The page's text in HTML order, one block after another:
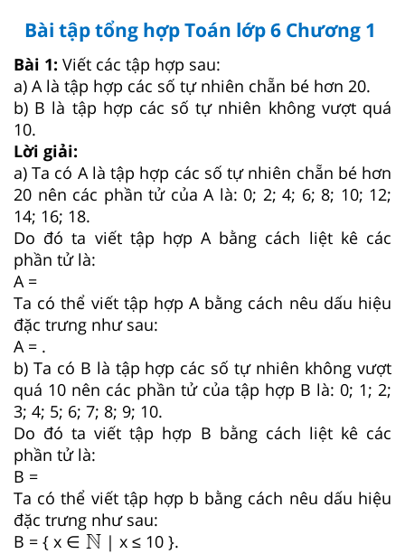
Bài tập tổng hợp Toán lớp 6 Chương 1
Bài 1: Viết các tập hợp sau:
a) A là tập hợp các số tự nhiên chẵn bé hơn 20.
b) B là tập hợp các số tự nhiên không vượt quá
10.
Lời giải:
a) Ta có A là tập hợp các số tự nhiên chẵn bé hơn
20 nên các phần tử của A là: 0; 2; 4; 6; 8; 10; 12;
14; 16; 18.
Do đó ta viết tập hợp A bằng cách liệt kê các
phần tử là:
A =
Ta có thể viết tập hợp A bằng cách nêu dấu hiệu
đặc trưng như sau:
A = .
b) Ta có B là tập hợp các số tự nhiên không vượt
quá 10 nên các phần tử của tập hợp B là: 0; 1; 2;
3; 4; 5; 6; 7; 8; 9; 10.
Do đó ta viết tập hợp B bằng cách liệt kê các
phần tử là:
B =
Ta có thể viết tập hợp b bằng cách nêu dấu hiệu
đặc trưng như sau:
B = { x ∈
| x ≤ 10 }.